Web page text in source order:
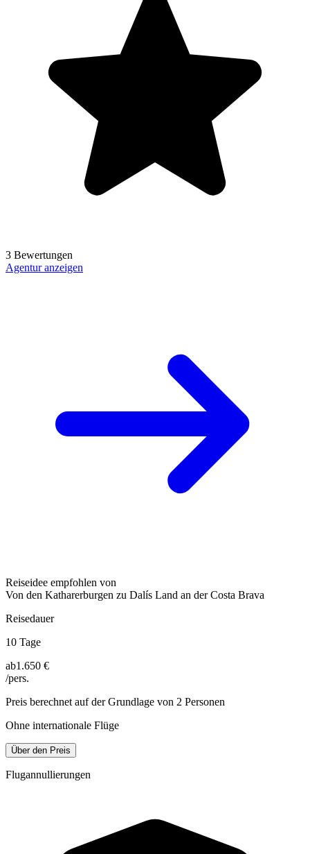
3 Bewertungen
Agentur anzeigen
Reiseidee empfohlen von
Von den Katharerburgen zu Dalís Land an der Costa Brava
Reisedauer
10 Tage
ab1.650 €
/pers.
Preis berechnet auf der Grundlage von 2 Personen
Ohne internationale Flüge
Über den Preis
Flugannullierungen